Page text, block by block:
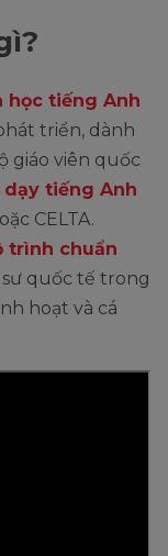
học tiếng Anh
triển, dành
giáo viên quốc
tiếng Anh
CELTA.
trình chuẩn
quốc tế trong
hoạt và cá